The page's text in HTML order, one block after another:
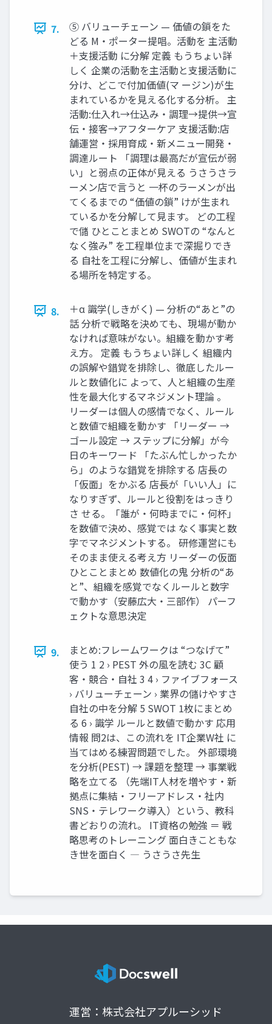
7.
⑤ バリューチェーン — 価値の鎖をた
どる M・ポーター提唱。活動を 主活動
＋支援活動 に分解 定義 もうちょい詳
しく 企業の活動を主活動と支援活動に
分け、どこで付加価値(マ ージン)が生
まれているかを見える化する分析。 主
活動:仕入れ→仕込み・調理→提供→宣
伝・接客→アフターケア 支援活動:店
舗運営・採用育成・新メニュー開発・
調達ルート 「調理は最高だが宣伝が弱
い」と弱点の正体が見える うさうさラ
ーメン店で言うと 一杯のラーメンが出
てくるまでの “価値の鎖” けが生まれ
ているかを分解して見ます。 どの工程
で儲 ひとことまとめ SWOTの “なんと
なく強み” を工程単位まで深掘りでき
る 自社を工程に分解し、価値が生まれ
る場所を特定する。
8.
＋α 識学(しきがく) — 分析の“あと”の
話 分析で戦略を決めても、現場が動か
なければ意味がない。組織を動かす考
え方。 定義 もうちょい詳しく 組織内
の誤解や錯覚を排除し、徹底したルー
ルと数値化に よって、人と組織の生産
性を最大化するマネジメント理論 。
リーダーは個人の感情でなく、ルール
と数値で組織を動かす 「リーダー →
ゴール設定 → ステップに分解」が今
日のキーワード 「たぶん忙しかったか
ら」のような錯覚を排除する 店長の
「仮面」をかぶる 店長が「いい人」に
なりすぎず、ルールと役割をはっきり
さ せる。「誰が・何時までに・何杯」
を数値で決め、感覚では なく事実と数
字でマネジメントする。 研修運営にも
そのまま使える考え方 リーダーの仮面
ひとことまとめ 数値化の鬼 分析の“あ
と”、組織を感覚でなくルールと数字
で動かす（安藤広大・三部作） パーフ
ェクトな意思決定
9.
まとめ:フレームワークは “つなげて”
使う 1 2 › PEST 外の風を読む 3C 顧
客・競合・自社 3 4 › ファイブフォース
› バリューチェーン › 業界の儲けやすさ
自社の中を分解 5 SWOT 1枚にまとめ
る 6 › 識学 ルールと数値で動かす 応用
情報 問2は、この流れを IT企業W社 に
当てはめる練習問題でした。 外部環境
を分析(PEST) → 課題を整理 → 事業戦
略を立てる （先端IT人材を増やす・新
拠点に集結・フリーアドレス・社内
SNS・テレワーク導入）という、教科
書どおりの流れ。 IT資格の勉強 ＝ 戦
略思考のトレーニング 面白きこともな
き世を面白く ― うさうさ先生
運営：株式会社アプルーシッド